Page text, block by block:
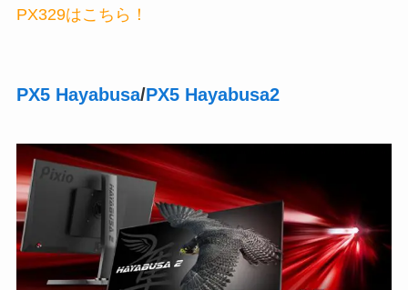
PX329はこちら！
PX5 Hayabusa/PX5 Hayabusa2